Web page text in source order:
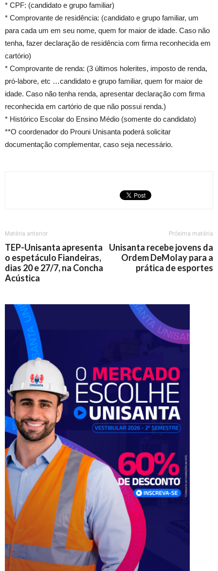
* CPF: (candidato e grupo familiar)
* Comprovante de residência: (candidato e grupo familiar, um
para cada um em seu nome, quem for maior de idade. Caso não
tenha, fazer declaração de residência com firma reconhecida em
cartório)
* Comprovante de renda: (3 últimos holerites, imposto de renda,
pró-labore, etc …candidato e grupo familiar, quem for maior de
idade. Caso não tenha renda, apresentar declaração com firma
reconhecida em cartório de que não possui renda.)
* Histórico Escolar do Ensino Médio (somente do candidato)
**O coordenador do Prouni Unisanta poderá solicitar
documentação complementar, caso seja necessário.
Matéria anterior
TEP-Unisanta apresenta
o espetáculo Fiandeiras,
dias 20 e 27/7, na Concha
Acústica
Próxima matéria
Unisanta recebe jovens da
Ordem DeMolay para a
prática de esportes